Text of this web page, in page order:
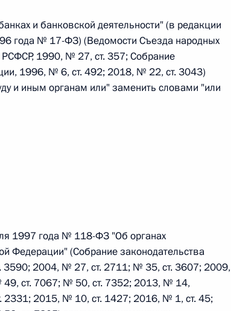
первой и статью 227–1 части второй Налогового
«О пробации в Российской Федерации»
и банковской деятельности" (в редакции
года № 17-ФЗ) (Ведомости Съезда народных
1990, № 27, ст. 357; Собрание
1996, № 6, ст. 492; 2018, № 22, ст. 3043)
и иным органам или" заменить словами "или
1997 года № 118-ФЗ "Об органах
Федерации" (Собрание законодательства
3590; 2004, № 27, ст. 2711; № 35, ст. 3607; 2009,
ст. 7067; № 50, ст. 7352; 2013, № 14,
2015, № 10, ст. 1427; 2016, № 1, ст. 45;